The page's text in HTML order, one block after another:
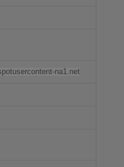
na1.net